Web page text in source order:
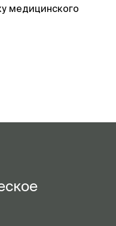
медицинского